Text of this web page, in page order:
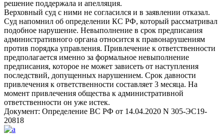
решение поддержала и апелляция.
Верховный суд с ними не согласился и в заявлении отказал.
Суд напомнил об определении КС РФ, который рассматривал
подобное нарушение. Невыполнение в срок предписания
административного органа относится к правонарушениям
против порядка управления. Привлечение к ответственности
предполагается именно за формальное невыполнение
предписания, которое не может зависеть от наступления
последствий, допущенных нарушением. Срок давности
привлечения к ответственности составляет 3 месяца. На
момент привлечения общества к административной
ответственности он уже истек.
Документ: Определение ВС РФ от 14.04.2020 N 305-ЭС19-
20818